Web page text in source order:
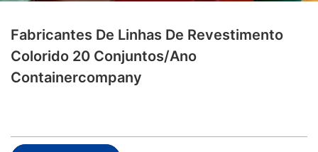
Fabricantes De Linhas De Revestimento
Colorido 20 Conjuntos/ano
Containercompany